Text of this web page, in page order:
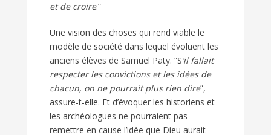
et de croire.”
Une vision des choses qui rend viable le
modèle de société dans lequel évoluent les
anciens élèves de Samuel Paty. “S’il fallait
respecter les convictions et les idées de
chacun, on ne pourrait plus rien dire”,
assure-t-elle. Et d’évoquer les historiens et
les archéologues ne pourraient pas
remettre en cause l’idée que Dieu aurait